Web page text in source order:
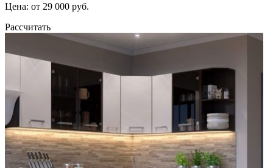
Цена: от 29 000 руб.
Рассчитать